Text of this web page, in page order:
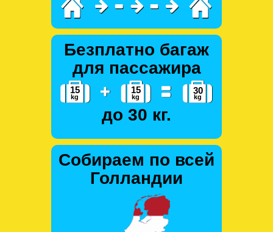
Безплатно багаж
для пассажира
до 30 кг.
Собираем по всей
Голландии